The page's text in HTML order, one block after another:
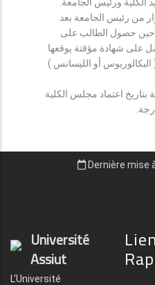
من رئيس الجامعة بعد
حين حصول الطالب على
على شهادة مؤقتة يوقعها
( البكالوريوس أو الليسانس )
بتاريخ اعتماد مجلس الكلية
Dernière mise
Université
Assiut
L'Université